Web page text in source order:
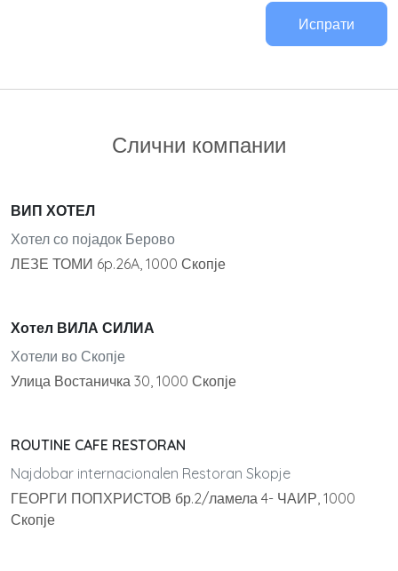
Испрати
Слични компании
ВИП ХОТЕЛ
Хотел со појадок Берово
ЛЕЗЕ ТОМИ 6p.26A, 1000 Скопје
Хотел ВИЛА СИЛИА
Хотели во Скопје
Улица Востаничка 30, 1000 Скопје
ROUTINE CAFE RESTORAN
Najdobar internacionalen Restoran Skopje
ГЕОРГИ ПОПХРИСТОВ бр.2/ламела 4- ЧАИР, 1000
Скопје